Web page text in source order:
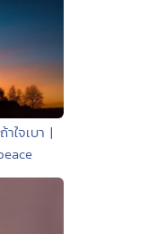
ใจเบา |